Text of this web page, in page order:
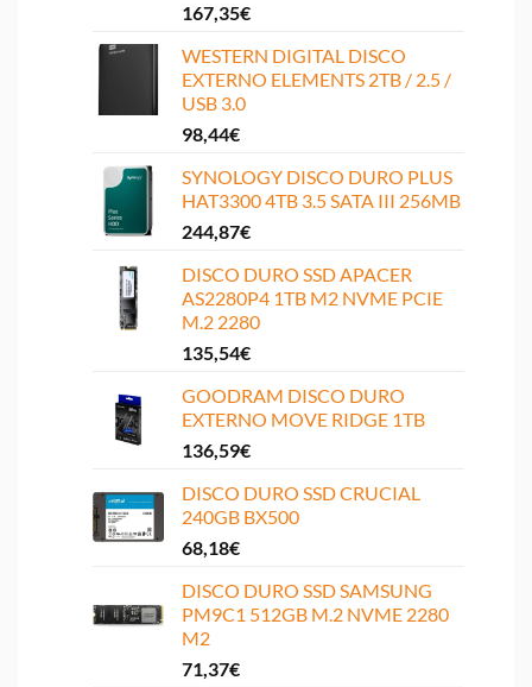
167,35€
WESTERN DIGITAL DISCO
EXTERNO ELEMENTS 2TB / 2.5 /
USB 3.0
98,44€
SYNOLOGY DISCO DURO PLUS
HAT3300 4TB 3.5 SATA III 256MB
244,87€
DISCO DURO SSD APACER
AS2280P4 1TB M2 NVME PCIE
M.2 2280
135,54€
GOODRAM DISCO DURO
EXTERNO MOVE RIDGE 1TB
136,59€
DISCO DURO SSD CRUCIAL
240GB BX500
68,18€
DISCO DURO SSD SAMSUNG
PM9C1 512GB M.2 NVME 2280
M2
71,37€